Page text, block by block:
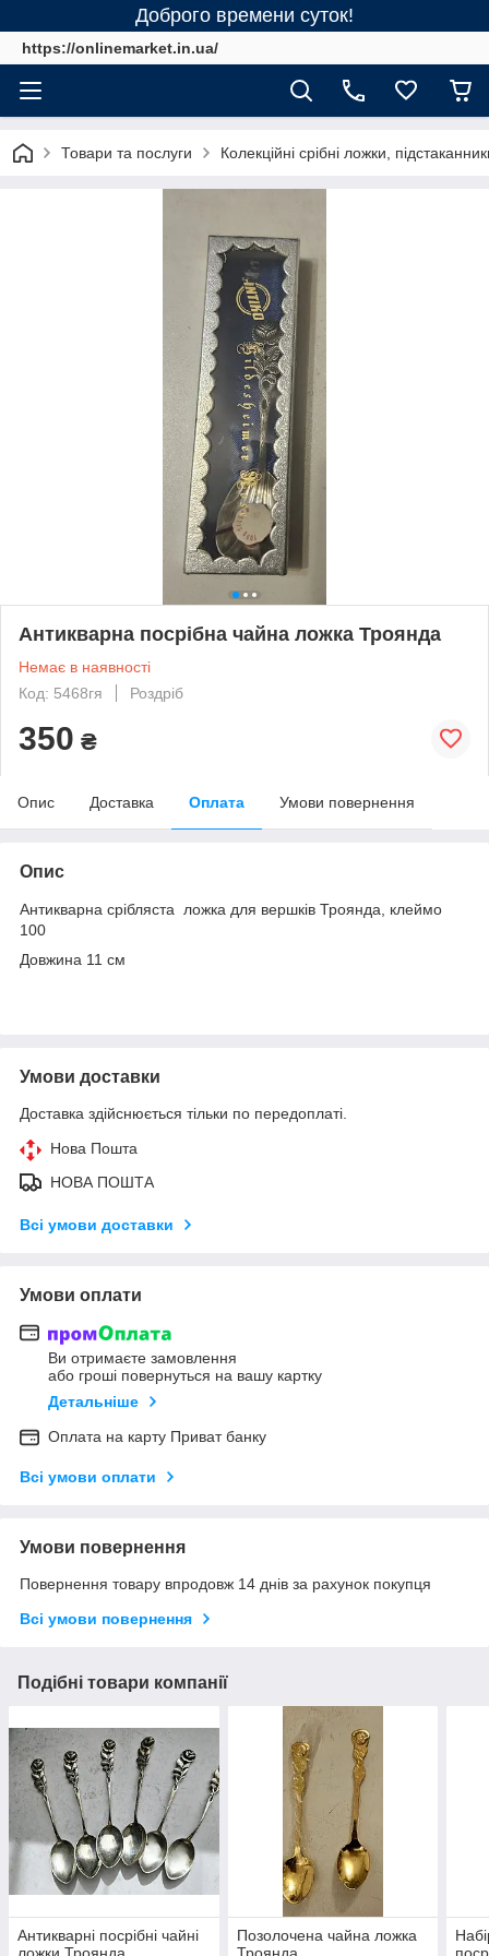
Доброго времени суток!
https://onlinemarket.in.ua/
Товари та послуги Колекційні срібні ложки,
Антикварна посрібна чайна ложка Троянда
Немає в наявності
Код: 5468гя
Роздріб
350 ₴
Опис Доставка Оплата Умови повернення
Опис
Антикварна срібляста ложка для вершків Троянда, клеймо
100
Довжина 11 см
Умови доставки
Доставка здійснюється тільки по передоплаті.
Нова Пошта
НОВА ПОШТА
Всі умови доставки
Умови оплати
Ви отримаєте замовлення
або гроші повернуться на вашу картку
Детальніше
Оплата на карту Приват банку
Всі умови оплати
Умови повернення
Повернення товару впродовж 14 днів за рахунок покупця
Всі умови повернення
Подібні товари компанії
Антикварні посрібні чайні
Позолочена чайна ложка